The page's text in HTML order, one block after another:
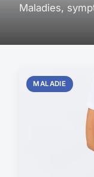
Maladies,
MALADIE